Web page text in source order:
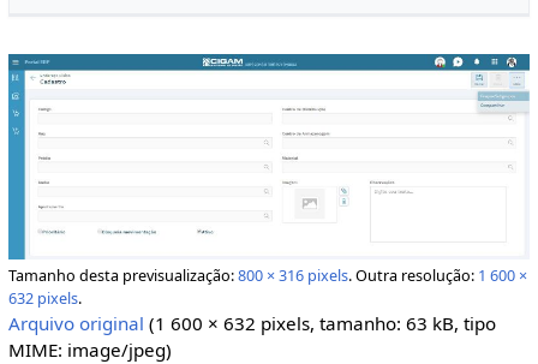
Tamanho desta previsualização:800 × 316 pixels.Outra resolução: 1 600 ×
632 pixels.
Arquivo original (1 600 × 632 pixels, tamanho: 63 kB, tipo
MIME: image/jpeg)